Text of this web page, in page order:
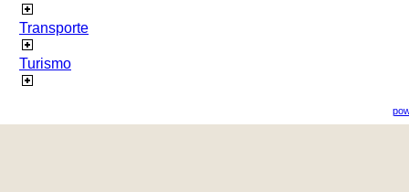
Transporte
Turismo